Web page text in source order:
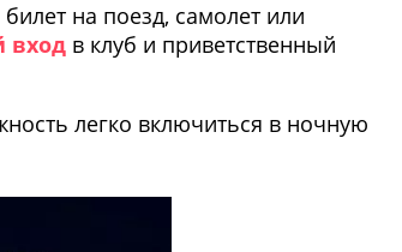
на поезд, самолет или
вход в клуб и приветственный
легко включиться в ночную